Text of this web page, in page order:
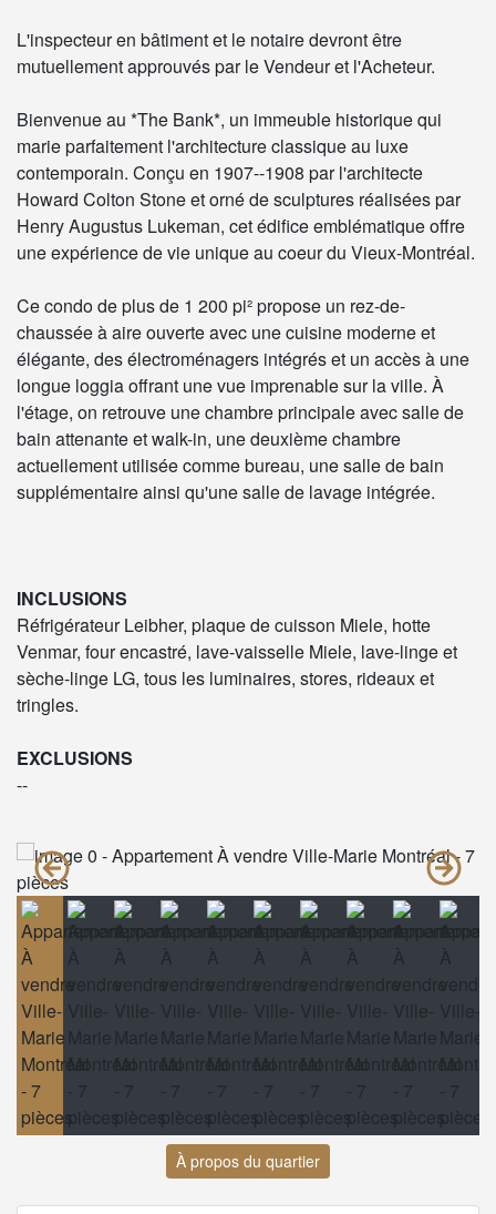
L'inspecteur en bâtiment et le notaire devront être
mutuellement approuvés par le Vendeur et l'Acheteur.
Bienvenue au *The Bank*, un immeuble historique qui
marie parfaitement l'architecture classique au luxe
contemporain. Conçu en 1907--1908 par l'architecte
Howard Colton Stone et orné de sculptures réalisées par
Henry Augustus Lukeman, cet édifice emblématique offre
une expérience de vie unique au coeur du Vieux-Montréal.
Ce condo de plus de 1 200 pi² propose un rez-de-
chaussée à aire ouverte avec une cuisine moderne et
élégante, des électroménagers intégrés et un accès à une
longue loggia offrant une vue imprenable sur la ville. À
l'étage, on retrouve une chambre principale avec salle de
bain attenante et walk-in, une deuxième chambre
actuellement utilisée comme bureau, une salle de bain
supplémentaire ainsi qu'une salle de lavage intégrée.
INCLUSIONS
Réfrigérateur Leibher, plaque de cuisson Miele, hotte
Venmar, four encastré, lave-vaisselle Miele, lave-linge et
sèche-linge LG, tous les luminaires, stores, rideaux et
tringles.
EXCLUSIONS
--
À propos du quartier